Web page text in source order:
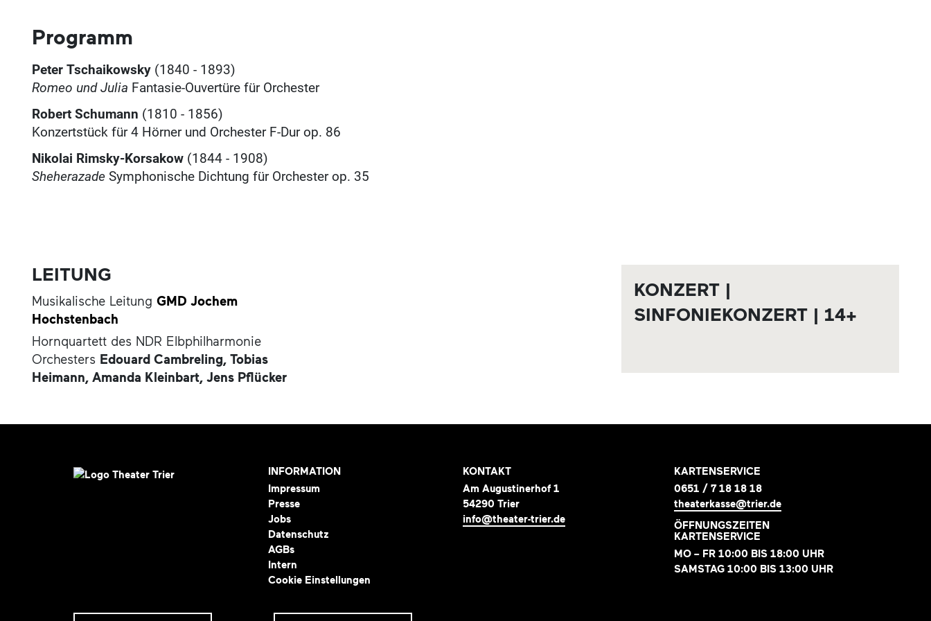
Programm
Peter Tschaikowsky (1840 - 1893)
Romeo und Julia Fantasie-Ouvertüre für Orchester
Robert Schumann (1810 - 1856)
Konzertstück für 4 Hörner und Orchester F-Dur op. 86
Nikolai Rimsky-Korsakow(1844 - 1908)
SheherazadeSymphonische Dichtung für Orchester op. 35
LEITUNG
Musikalische Leitung GMD Jochem
Hochstenbach
Hornquartett des NDR Elbphilharmonie
Orchesters Edouard Cambreling, Tobias
Heimann, Amanda Kleinbart, Jens Pflücker
KONZERT |
SINFONIEKONZERT | 14+
INFORMATION
Impressum
Presse
Jobs
Datenschutz
AGBs
Intern
Cookie Einstellungen
KONTAKT
Am Augustinerhof 1
54290 Trier
info@theater-trier.de
KARTENSERVICE
0651 / 7 18 18 18
theaterkasse@trier.de
ÖFFNUNGSZEITEN
KARTENSERVICE
MO – FR 10:00 BIS 18:00 UHR
SAMSTAG 10:00 BIS 13:00 UHR